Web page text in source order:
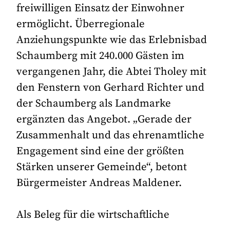
freiwilligen Einsatz der Einwohner
ermöglicht. Überregionale
Anziehungspunkte wie das Erlebnisbad
Schaumberg mit 240.000 Gästen im
vergangenen Jahr, die Abtei Tholey mit
den Fenstern von Gerhard Richter und
der Schaumberg als Landmarke
ergänzten das Angebot. „Gerade der
Zusammenhalt und das ehrenamtliche
Engagement sind eine der größten
Stärken unserer Gemeinde“, betont
Bürgermeister Andreas Maldener.
Als Beleg für die wirtschaftliche